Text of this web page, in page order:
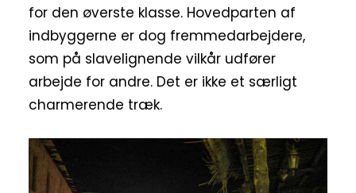
for den øverste klasse. Hovedparten af
indbyggerne er dog fremmedarbejdere,
som på slavelignende vilkår udfører
arbejde for andre. Det er ikke et særligt
charmerende træk.